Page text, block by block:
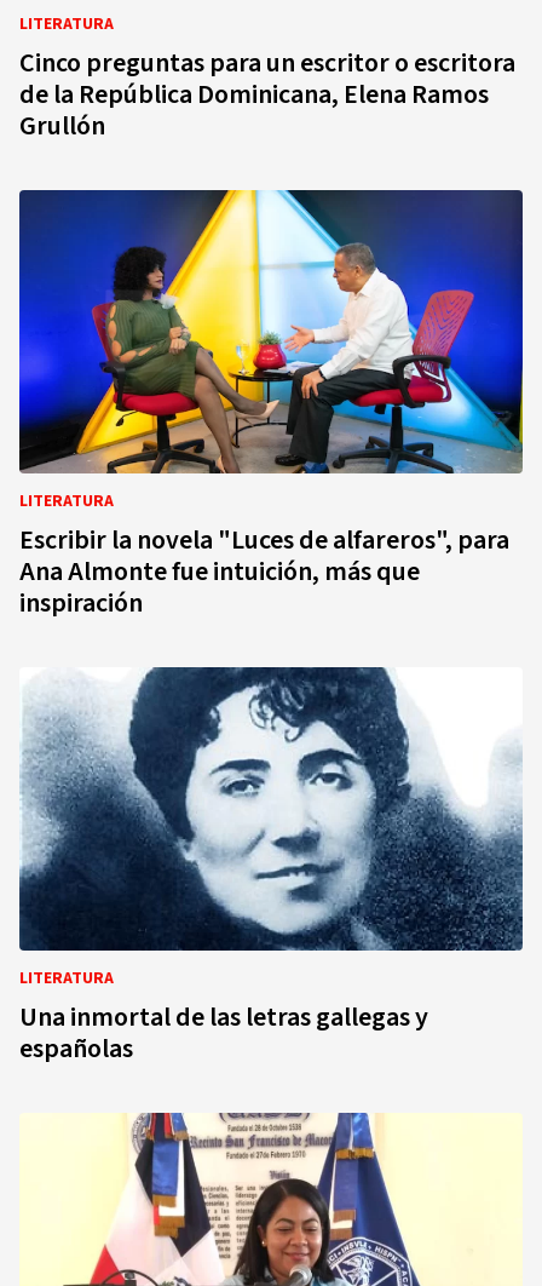
LITERATURA
Cinco preguntas para un escritor o escritora
de la República Dominicana, Elena Ramos
Grullón
LITERATURA
Escribir la novela "Luces de alfareros", para
Ana Almonte fue intuición, más que
inspiración
LITERATURA
Una inmortal de las letras gallegas y
españolas